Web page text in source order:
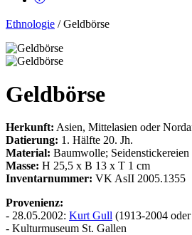
Ethnologie / Geldbörse
Geldbörse
Herkunft: Asien, Mittelasien oder
Datierung: 1. Hälfte 20. Jh.
Material: Baumwolle; Seidenstickereien
Masse: H 25,5 x B 13 x T 1 cm
Inventarnummer: VK AsII 2005.1355
Provenienz:
- 28.05.2002: Kurt Gull (1913-2004
- Kulturmuseum St. Gallen